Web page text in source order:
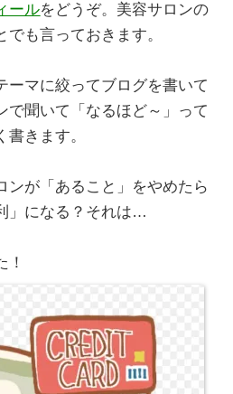
ールをどうぞ。美容サロンの
でも言っておきます。
ーマに絞ってブログを書いて
で聞いて「なるほど～」って
きます。
ンが「あること」をやめたら
」になる？それは…
！